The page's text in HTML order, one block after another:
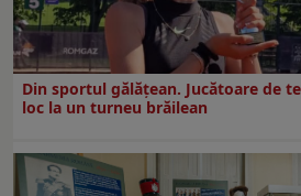
Din sportul gălățean. Jucătoare de
loc la un turneu brăilean